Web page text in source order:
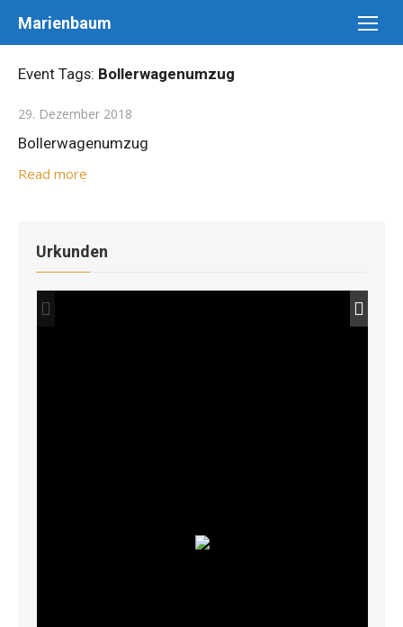
Marienbaum
Event Tags: Bollerwagenumzug
Posted
on
29. Dezember 2018
Bollerwagenumzug
Read more
Urkunden